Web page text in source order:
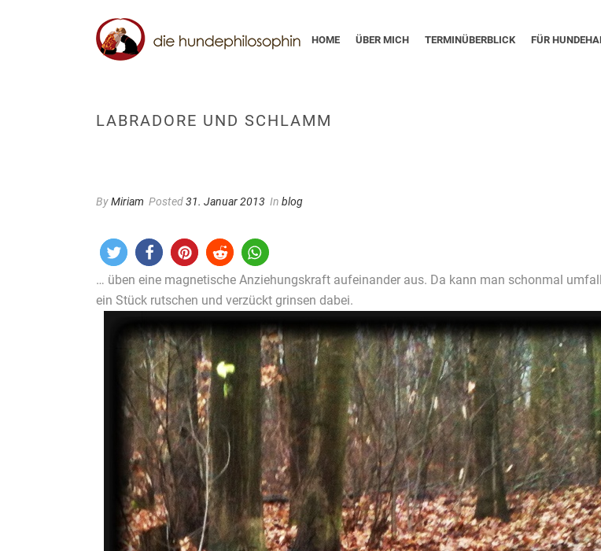
HOME ÜBER MICH TERMINÜBERBLICK FÜR
LABRADORE UND SCHLAMM
ByMiriam Posted31. Januar 2013 In blog
… üben eine magnetische Anziehungskraft aufeinander aus. Da kann man schonmal
ein Stück rutschen und verzückt grinsen dabei.